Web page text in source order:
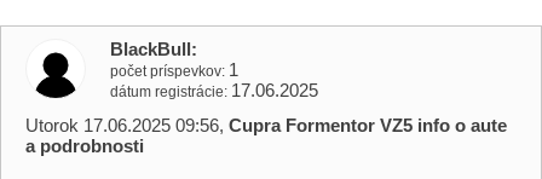
BlackBull
počet príspevkov 1
dátum registrácie 17.06.2025
Utorok 17.06.2025 09:56, Cupra Formentor VZ5 info o aute
a podrobnosti